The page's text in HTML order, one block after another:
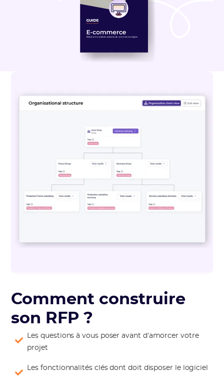
Comment construire
son RFP ?
Les questions à vous poser avant d’amorcer votre
projet
Les fonctionnalités clés dont doit disposer le logiciel